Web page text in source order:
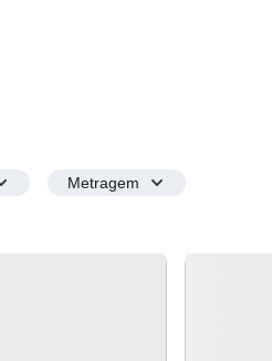
Metragem